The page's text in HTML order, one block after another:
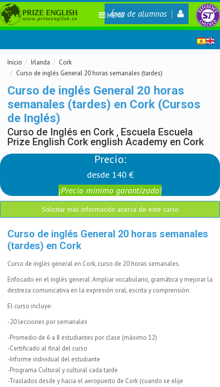
Área de alumnos
MENÚ
Inicio Irlanda
Cork
Curso de inglés General 20 horas semanales (tardes)
Curso de inglés General 20 horas
semanales (tardes) en Cork (Cursos
de Inglés)
Curso de Inglés en Cork , Escuela Escuela
Prize English Cork english Academy en Cork
Precio:
desde 140 €
¡Precio mínimo garantizado!
Solicitar más información acerca de este curso
Curso de inglés General 20 horas semanales
(tardes) en Cork
Curso de inglés general en Cork, curso de 20 horas semanales.
Enfocado en el inglés general: Ampliar vocabulario, gramática y mejorar la
destreza comunicativa en la expresión oral, escrita y comprensión.
El curso incluye:
-20 lecciones por semanales
-Promedio de 6 a 8 estudiantes por clase (máximo 12)
-Certificado al final del curso
-Informe individual del estudiante
-Programa Cultural y cultural cada tarde
-Traslados desde y hacia el aeropuerto de Cork (cuando se elije